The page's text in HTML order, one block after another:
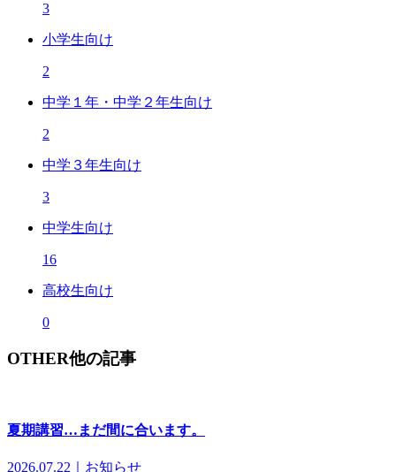
3
小学生向け
2
中学１年・中学２年生向け
2
中学３年生向け
3
中学生向け
16
高校生向け
0
OTHER他の記事
夏期講習…まだ間に合います。
2026.07.22｜お知らせ